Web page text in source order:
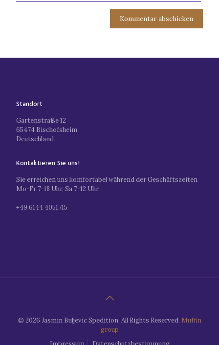
Standort
Gartenstraße 12
65474 Bischofsheim
Deutschland
Kontaktieren Sie uns!
Sie erreichen uns komfortabel während der Geschäftszeiten
Mo-Fr 7-18 Uhr, Sa 7-12 Uhr
+49 6144 4051715
© 2026 Jasmin Buljevic Spedition. All Rights Reserved. Muffin
group